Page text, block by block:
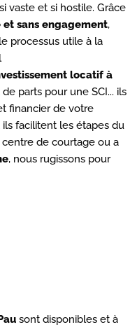
vaste et si hostile. Grâce
sans engagement,
processus utile à la
locatif à
parts pour une SCI... ils
financier de votre
facilitent les étapes du
de courtage ou a
, nous rugissons pour
sont disponibles et à